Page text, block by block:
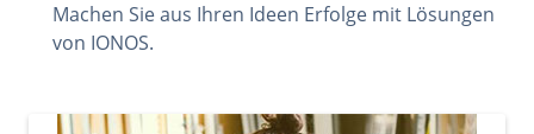
Machen Sie aus Ihren Ideen Erfolge mit Lösungen
von IONOS.